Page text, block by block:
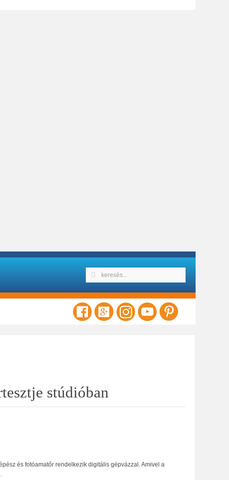
stúdióban
és fotóamatőr rendelkezik digitális gépvázzal. Amivel a